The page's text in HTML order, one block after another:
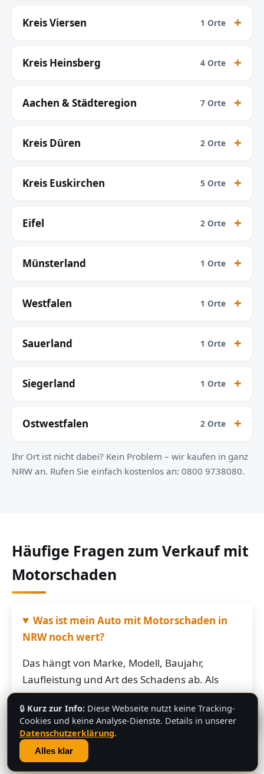
Kreis Viersen 1 Orte
Kreis Heinsberg 4 Orte
Aachen & Städteregion 7 Orte
Kreis Düren 2 Orte
Kreis Euskirchen 5 Orte
Eifel 2 Orte
Münsterland 1 Orte
Westfalen 1 Orte
Sauerland 1 Orte
Siegerland 1 Orte
Ostwestfalen 2 Orte
Ihr Ort ist nicht dabei? Kein Problem – wir kaufen in ganz
NRW an. Rufen Sie einfach kostenlos an: 0800 9738080.
Häufige Fragen zum Verkauf mit
Motorschaden
Was ist mein Auto mit Motorschaden in
NRW noch wert?
Das hängt von Marke, Modell, Baujahr,
Laufleistung und Art des Schadens ab. Als
grobe Richtung: Fahrzeuge mit Motorschaden
bringen je nach Restwert der Karosserie und
der Teile oft noch mehrere hundert bis
mehrere tausend Euro. Schicken Sie uns die
Fahrzeugdaten – Sie bekommen von uns eine
💬
🔒 Kurz zur Info: Diese Webseite nutzt keine Tracking-
Cookies und keine Analyse-Dienste. Details in unserer
Datenschutzerklärung.
Alles klar